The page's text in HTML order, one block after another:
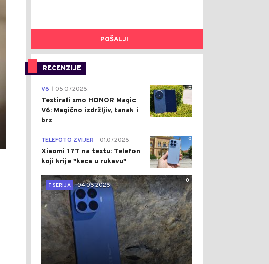
POŠALJI
RECENZIJE
0
V6 05.07.2026.
Testirali smo HONOR Magic
V6: Magično izdržljiv, tanak i
brz
0
TELEFOTO ZVIJER 01.07.2026.
Xiaomi 17T na testu: Telefon
koji krije "keca u rukavu"
0
T SERIJA
04.06.2026.